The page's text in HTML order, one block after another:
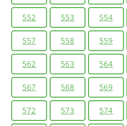
552 553 554
557 558 559
562 563 564
567 568 569
572 573 574